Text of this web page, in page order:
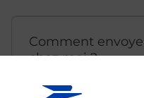
Comment
chez moi ?